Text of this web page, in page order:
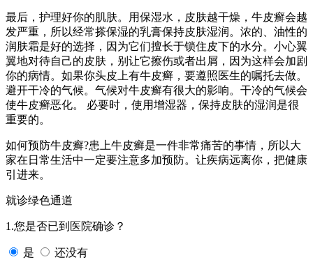
最后，护理好你的肌肤。用保湿水，皮肤越干燥，牛皮癣会越
发严重，所以经常搽保湿的乳膏保持皮肤湿润。浓的、油性的
润肤霜是好的选择，因为它们擅长于锁住皮下的水分。小心翼
翼地对待自己的皮肤，别让它擦伤或者出屑，因为这样会加剧
你的病情。如果你头皮上有牛皮癣，要遵照医生的嘱托去做。
避开干冷的气候。气候对牛皮癣有很大的影响。干冷的气候会
使牛皮癣恶化。 必要时，使用增湿器，保持皮肤的湿润是很
重要的。
如何预防牛皮癣?患上牛皮癣是一件非常痛苦的事情，所以大
家在日常生活中一定要注意多加预防。让疾病远离你，把健康
引进来。
就诊绿色通道
1.您是否已到医院确诊？
是 还没有